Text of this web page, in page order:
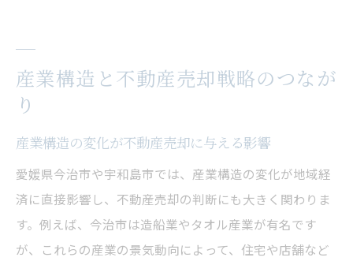
産業構造と不動産売却戦略のつなが
り
産業構造の変化が不動産売却に与える影響
愛媛県今治市や宇和島市では、産業構造の変化が地域経
済に直接影響し、不動産売却の判断にも大きく関わりま
す。例えば、今治市は造船業やタオル産業が有名です
が、これらの産業の景気動向によって、住宅や店舗など